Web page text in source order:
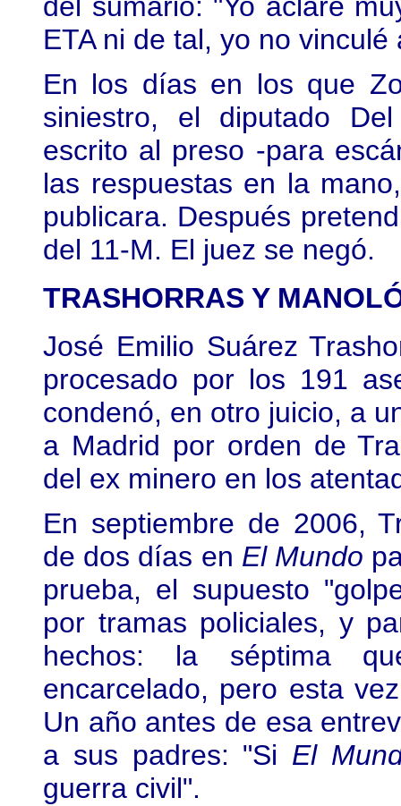
ETA ni de tal, yo no
En los días en los que
siniestro, el diputado
escrito al preso -para
las respuestas en la
publicara. Después
del 11-M. El juez se negó.
TRASHORRAS Y
José Emilio Suárez
procesado por los 191
condenó, en otro juicio, a
a Madrid por orden de
del ex minero en los
En septiembre de 2006,
de dos días en El Mundo
prueba, el supuesto
por tramas policiales, y
hechos: la séptima
encarcelado, pero esta
Un año antes de esa
a sus padres: "Si El
guerra civil".